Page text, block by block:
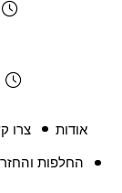
אודות צרו
החלפות